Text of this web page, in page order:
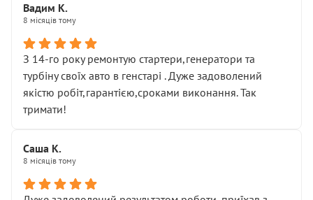
Вадим К.
8 місяців тому
З 14-го року ремонтую стартери,генератори та
турбіну своїх авто в генстарі . Дуже задоволений
якістю робіт,гарантією,сроками виконання. Так
тримати!
Саша К.
8 місяців тому